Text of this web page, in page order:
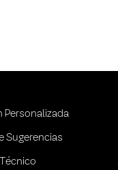
Personalizada
Sugerencias